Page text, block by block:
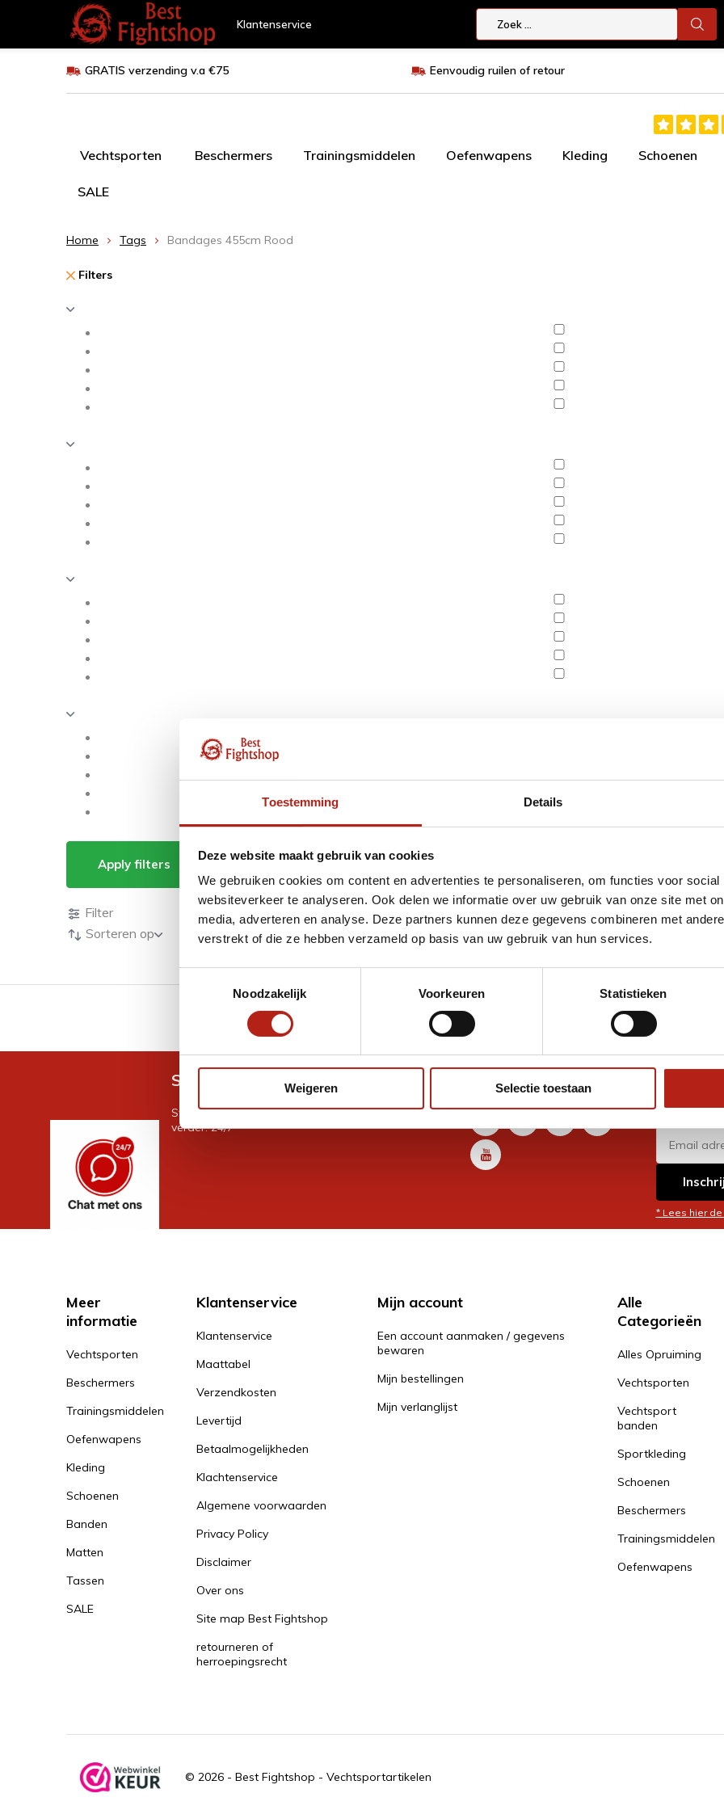
Toestemming Details
Deze website maakt gebruik van cookies
We gebruiken cookies om content en advertenties te personaliseren, om functies voor
websiteverkeer te analyseren. Ook delen we informatie over uw gebruik van onze site met
media, adverteren en analyse. Deze partners kunnen deze gegevens combineren met
verstrekt of die ze hebben verzameld op basis van uw gebruik van hun services.
Noodzakelijk
Voorkeuren Statistieken
Weigeren Selectie toestaan
Klantenservice
GRATIS verzending v.a €75 Eenvoudig ruilen of retour
Vechtsporten Beschermers Trainingsmiddelen Oefenwapens Kleding Schoenen
SALE
Home Tags Bandages 455cm Rood
Filters
Apply filters Producten getagd met Bandages 455cm Rood
Producten
Filter
Sorteren op
GRATIS verzending v.a €75 Eenvoudig ruilen of retour
Snel antwoord op je vraag?
Stel je vraag in de chat, en we helpen je graag
verder. 24/7
Volg ons
* Lees hier
Meer
informatie
Vechtsporten
Beschermers
Trainingsmiddelen
Oefenwapens
Kleding
Schoenen
Banden
Matten
Tassen
SALE
Klantenservice
Klantenservice
Maattabel
Verzendkosten
Levertijd
Betaalmogelijkheden
Klachtenservice
Algemene voorwaarden
Privacy Policy
Disclaimer
Over ons
Site map Best Fightshop
retourneren of
herroepingsrecht
Mijn account
Een account aanmaken / gegevens
bewaren
Mijn bestellingen
Mijn verlanglijst
Alle
Categorieën
Alles Opruiming
Vechtsporten
Vechtsport
banden
Sportkleding
Schoenen
Beschermers
Trainingsmiddelen
Oefenwapens
© 2026 - Best Fightshop - Vechtsportartikelen